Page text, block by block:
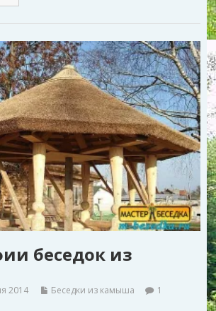
беседок из
2014 Беседки из камыша
1